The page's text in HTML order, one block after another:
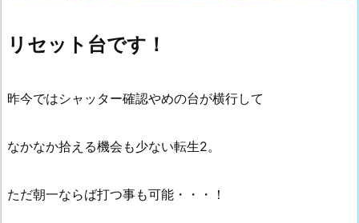
リセット台です！
昨今ではシャッター確認やめの台が横行して
なかなか拾える機会も少ない転生2。
ただ朝一ならば打つ事も可能・・・！